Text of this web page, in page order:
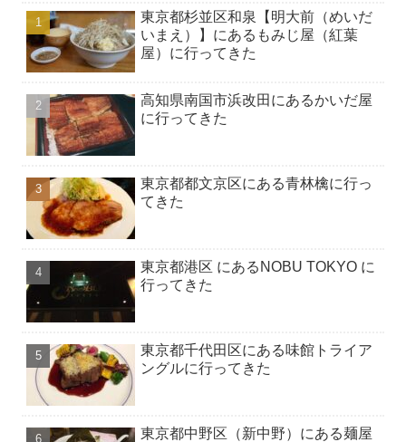
東京都杉並区和泉【明大前（めいだ
いまえ）】にあるもみじ屋（紅葉
屋）に行ってきた
高知県南国市浜改田にあるかいだ屋
に行ってきた
東京都都文京区にある青林檎に行っ
てきた
東京都港区 にあるNOBU TOKYO に
行ってきた
東京都千代田区にある味館トライア
ングルに行ってきた
東京都中野区（新中野）にある麺屋